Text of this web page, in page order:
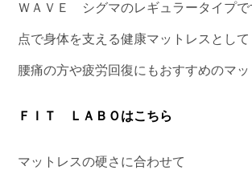
ＷＡＶＥ シグマのレギュラータイプで
点で身体を支える健康マットレスとして
腰痛の方や疲労回復にもおすすめのマッ
ＦＩＴ ＬＡＢＯはこちら
マットレスの硬さに合わせて